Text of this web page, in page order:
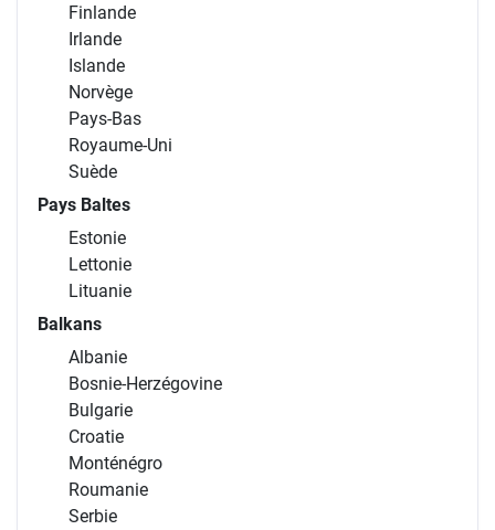
Finlande
Irlande
Islande
Norvège
Pays-Bas
Royaume-Uni
Suède
Pays Baltes
Estonie
Lettonie
Lituanie
Balkans
Albanie
Bosnie-Herzégovine
Bulgarie
Croatie
Monténégro
Roumanie
Serbie